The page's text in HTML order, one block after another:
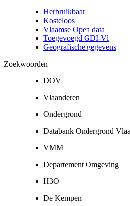
Herbruikbaar
Kosteloos
Vlaamse Open data
Toegevoegd GDI-Vl
Geografische gegevens
Zoekwoorden
DOV
Vlaanderen
Ondergrond
Databank Ondergrond
VMM
Departement Omgeving
H3O
De Kempen